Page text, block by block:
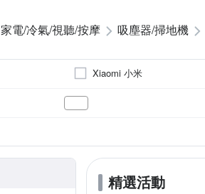
家電/冷氣/視聽/按摩 吸塵器/掃地機
Xiaomi 小米
精選活動